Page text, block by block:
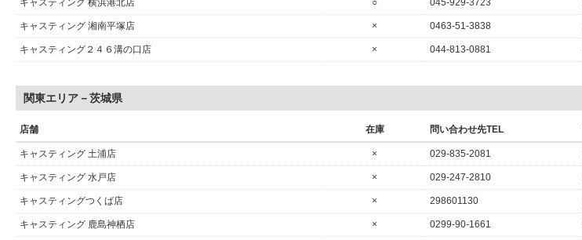
キャスティング 横浜港北店 ○ 045-929-3723
キャスティング 湘南平塚店 × 0463-51-3838
キャスティング２４６溝の口店 × 044-813-0881
関東エリア－茨城県
店舗 在庫 問い合わせ先TEL
キャスティング 土浦店 × 029-835-2081
キャスティング 水戸店 × 029-247-2810
キャスティングつくば店 × 298601130
キャスティング 鹿島神栖店 × 0299-90-1661